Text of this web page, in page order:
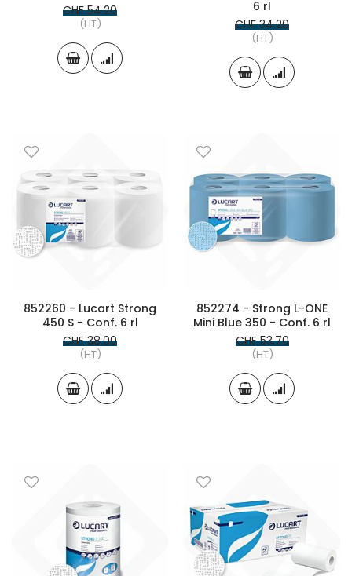
CHF 54.20
(HT)
6 rl
CHF 34.20
(HT)
852260 - Lucart Strong
450 S - Conf. 6 rl
CHF 38.00
(HT)
852274 - Strong L-ONE
Mini Blue 350 - Conf. 6 rl
CHF 53.70
(HT)